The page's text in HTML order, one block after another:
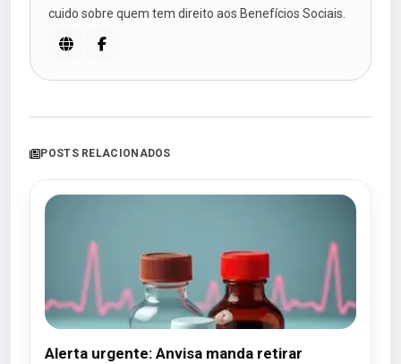
cuido sobre quem tem direito aos Benefícios Sociais.
POSTS RELACIONADOS
Alerta urgente: Anvisa manda retirar